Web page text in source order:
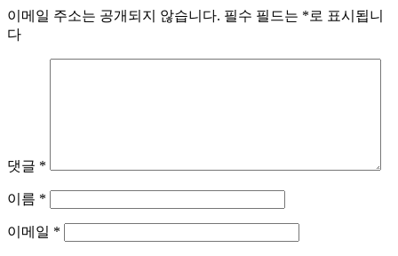
이메일 주소는 공개되지 않습니다. 필수 필드는 *로 표시됩니
다
댓글 *
이름 *
이메일 *